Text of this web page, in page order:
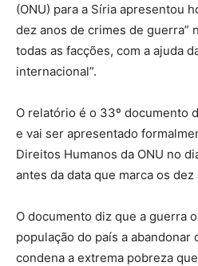
(ONU) para a Síria apresentou
dez anos de crimes de guerra”
todas as facções, com a ajuda
internacional”.
O relatório é o 33º documento
e vai ser apresentado
Direitos Humanos da ONU no
antes da data que marca os
O documento diz que a guerra
população do país a abandonar
condena a extrema pobreza